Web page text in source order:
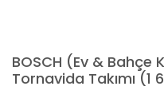
BOSCH (Ev & Bahçe
Tornavida Takımı (1